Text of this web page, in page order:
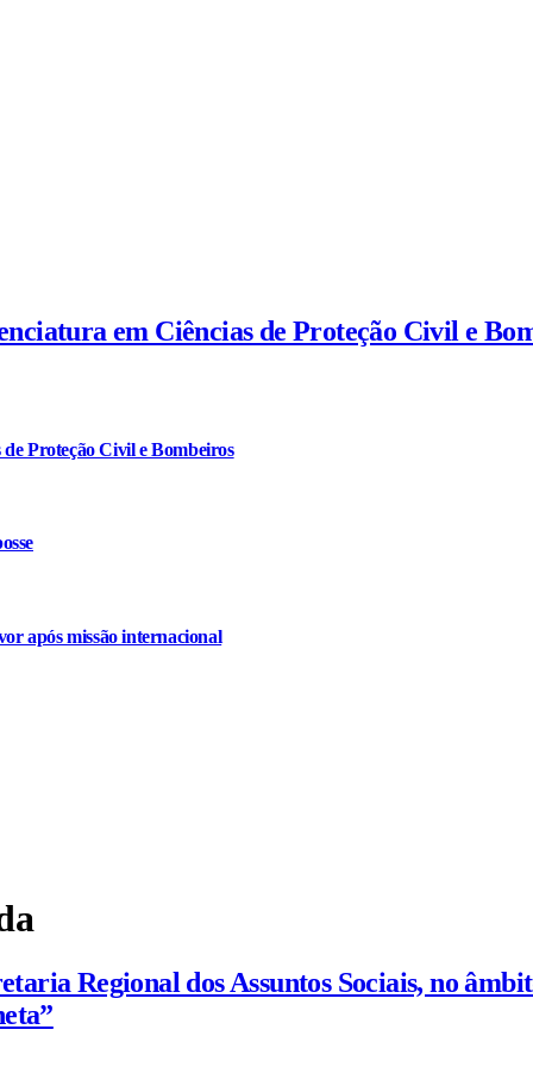
em Ciências de Proteção Civil e
Proteção Civil e Bombeiros
após missão internacional
Regional dos Assuntos Sociais, no